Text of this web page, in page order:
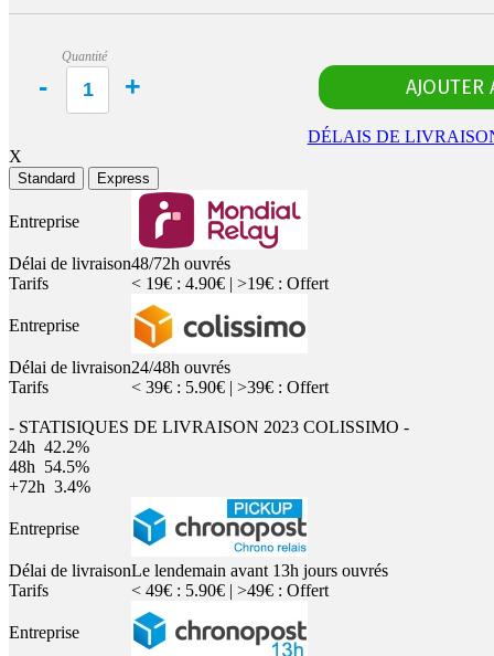
Quantité
DÉLAIS DE
X
Standard Express
Entreprise
Délai de livraison48/72h ouvrés
Tarifs
< 19€ : 4.90€ | >19€ : Offert
Entreprise
Délai de livraison24/48h ouvrés
Tarifs
< 39€ : 5.90€ | >39€ : Offert
- STATISIQUES DE LIVRAISON 2023 COLISSIMO -
24h 42.2%
48h 54.5%
+72h 3.4%
Entreprise
Délai de livraisonLe lendemain avant 13h jours ouvrés
Tarifs
< 49€ : 5.90€ | >49€ : Offert
Entreprise